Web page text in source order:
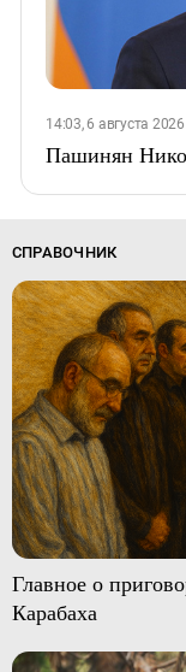
14:03, 6 августа 2026
Пашинян
СПРАВОЧНИК
Главное о
Карабаха